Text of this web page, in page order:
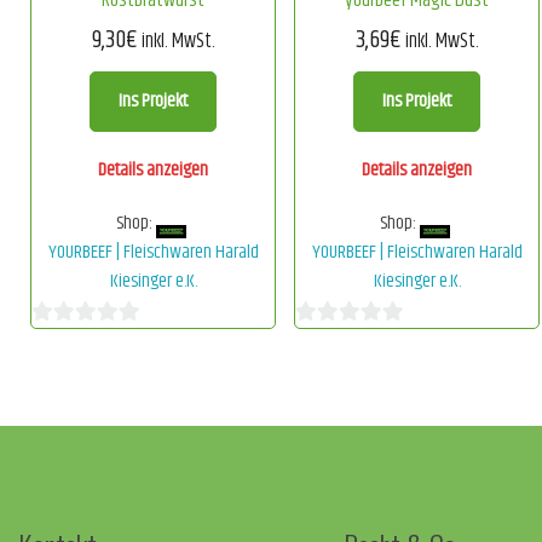
9,30€inkl. MwSt.
Ins Projekt
Details anzeigen
Shop:
YOURBEEF | Fleischwaren Harald
Kiesinger e.K.
3,69€inkl. MwSt.
Ins Projekt
Details anzeigen
Shop:
YOURBEEF | Fleischwaren Harald
Kiesinger e.K.